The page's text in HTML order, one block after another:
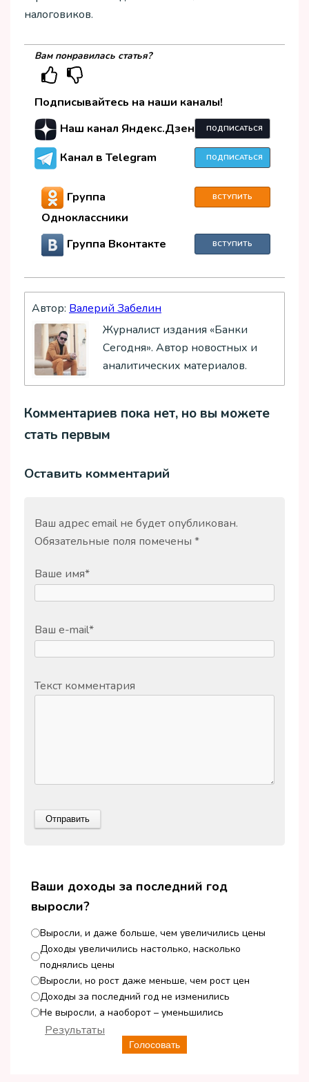
налоговиков.
Вам понравилась статья?
Подписывайтесь на наши каналы!
Наш канал Яндекс.Дзен
ПОДПИСАТЬСЯ
Канал в Telegram ПОДПИСАТЬСЯ
Группа
Одноклассники
ВСТУПИТЬ
Группа Вконтакте ВСТУПИТЬ
Автор: Валерий Забелин
Журналист издания «Банки
Сегодня». Автор новостных и
аналитических материалов.
Комментариев пока нет, но вы можете
стать первым
Оставить комментарий
Ваш адрес email не будет опубликован.
Обязательные поля помечены *
Ваше имя*
Ваш e-mail*
Текст комментария
Ваши доходы за последний год
выросли?
Выросли, и даже больше, чем увеличились цены
Доходы увеличились настолько, насколько
поднялись цены
Выросли, но рост даже меньше, чем рост цен
Доходы за последний год не изменились
Не выросли, а наоборот – уменьшились
Голосовать
Результаты